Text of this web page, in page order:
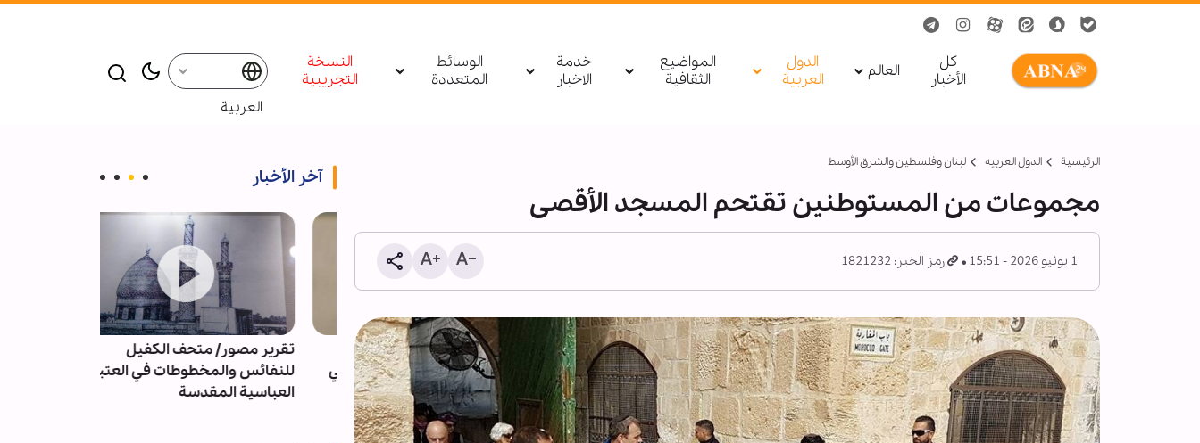
کل
الأخبار
العالم
الدول
العربیة
المواضيع
الثقافية
خدمة
الاخبار
الوسائط
المتعددة
النسخة
التجريبية
العربية
الرئيسية الدول العربیه لبنان وفلسطين والشرق الأوسط
مجموعات من المستوطنين تقتحم المسجد الأقصى
1 يونيو 2026 - 15:51 رمز الخبر: 1821232
آخر الأخبار
قارئ إیراني: إن كل ما نشهده اليوم
في الأربعين متجذر في ثقافة القرآن
وتعاليم أهل البيت (ع)
فيديو | أول ظهور لقائد الثورة
الاسلامية السيد مجتبى الخامنئي
تقرير مصور/ متحف الكفيل
للنفائس والمخطوطات في العتبة
العباسية المقدسة